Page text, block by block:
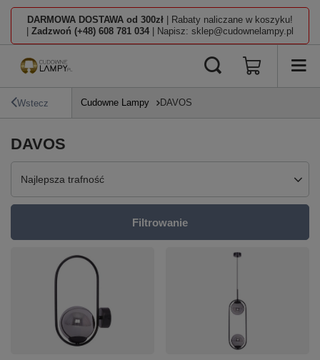
DARMOWA DOSTAWA od 300zł | Rabaty naliczane w koszyku!
Zadzwoń (+48) 608 781 034 | Napisz: sklep@cudownelampy.pl
Wstecz Cudowne Lampy DAVOS
DAVOS
Zmień sortowanie
Najlepsza trafność
Filtrowanie